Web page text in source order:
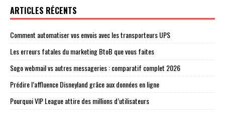
ARTICLES RÉCENTS
Comment automatiser vos envois avec les transporteurs UPS
Les erreurs fatales du marketing BtoB que vous faites
Sogo webmail vs autres messageries : comparatif complet 2026
Prédire l’affluence Disneyland grâce aux données en ligne
Pourquoi VIP League attire des millions d’utilisateurs